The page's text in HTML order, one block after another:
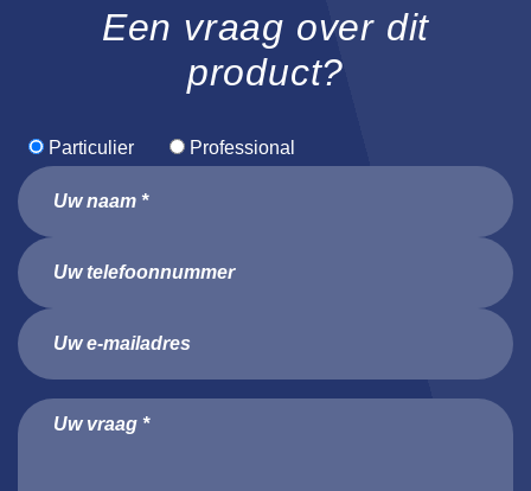
Een vraag over dit
product?
Particulier Professional